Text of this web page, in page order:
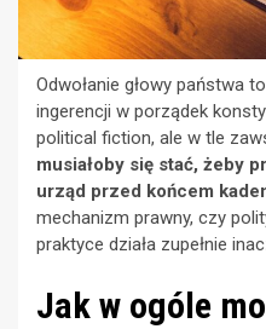
Odwołanie głowy państwa
ingerencji w porządek
political fiction, ale w tle
musiałoby się stać, żeby
urząd przed końcem
mechanizm prawny, czy
praktyce działa zupełnie
Jak w ogóle